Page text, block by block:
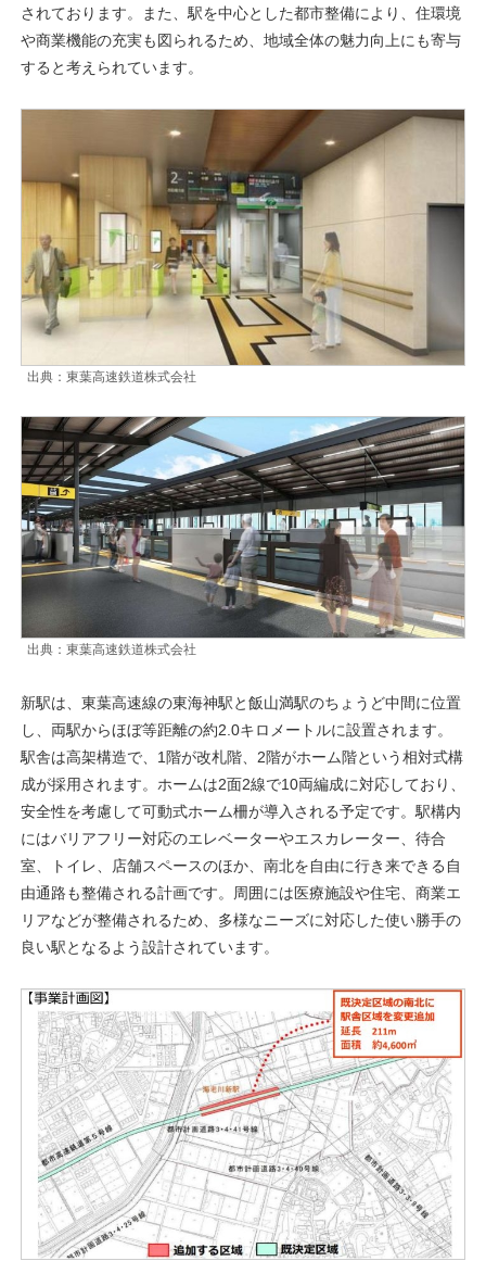
されております。また、駅を中心とした都市整備により、住環境
や商業機能の充実も図られるため、地域全体の魅力向上にも寄与
すると考えられています。
出典：東葉高速鉄道株式会社
出典：東葉高速鉄道株式会社
新駅は、東葉高速線の東海神駅と飯山満駅のちょうど中間に位置
し、両駅からほぼ等距離の約2.0キロメートルに設置されます。
駅舎は高架構造で、1階が改札階、2階がホーム階という相対式構
成が採用されます。ホームは2面2線で10両編成に対応しており、
安全性を考慮して可動式ホーム柵が導入される予定です。駅構内
にはバリアフリー対応のエレベーターやエスカレーター、待合
室、トイレ、店舗スペースのほか、南北を自由に行き来できる自
由通路も整備される計画です。周囲には医療施設や住宅、商業エ
リアなどが整備されるため、多様なニーズに対応した使い勝手の
良い駅となるよう設計されています。